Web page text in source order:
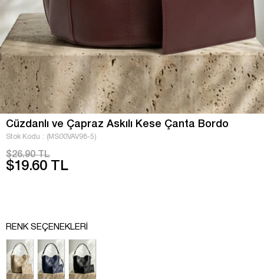
Cüzdanlı ve Çapraz Askılı Kese Çanta Bordo
Stok Kodu (MS00VAV98-5)
$26.90 TL
$19.60 TL
RENK SEÇENEKLERI